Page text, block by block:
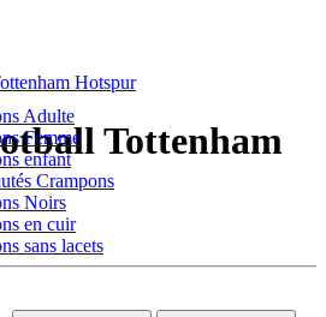
Adulte
Femme
enfant
Crampons
Noirs
en cuir
sans lacets
Hotspur
Tottenham